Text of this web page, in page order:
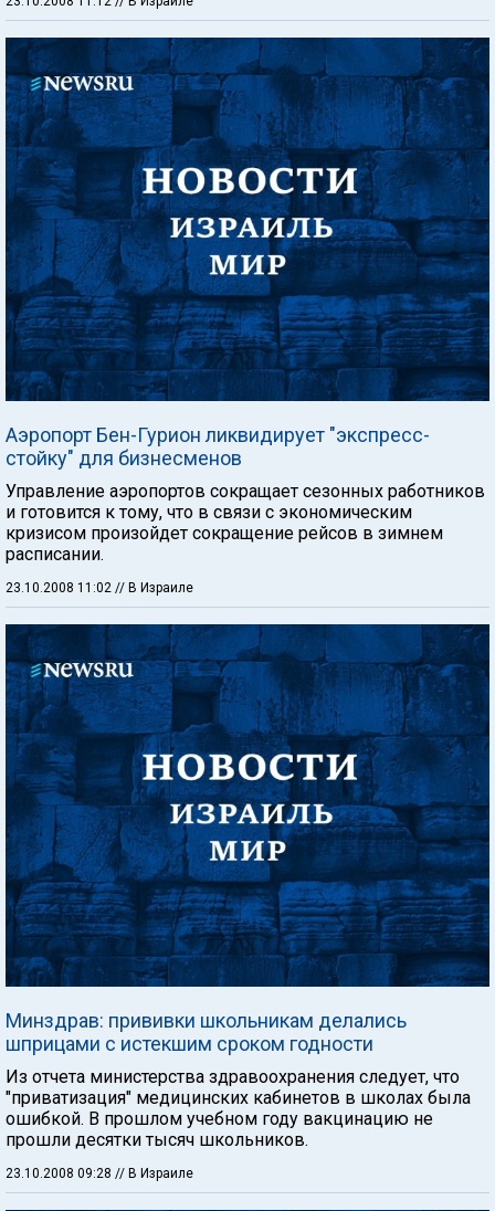
Аэропорт Бен-Гурион ликвидирует "экспресс-
стойку" для бизнесменов
Управление аэропортов сокращает сезонных работников
и готовится к тому, что в связи с экономическим
кризисом произойдет сокращение рейсов в зимнем
расписании.
23.10.2008 11:02 // В Израиле
Минздрав: прививки школьникам делались
шприцами с истекшим сроком годности
Из отчета министерства здравоохранения следует, что
"приватизация" медицинских кабинетов в школах была
ошибкой. В прошлом учебном году вакцинацию не
прошли десятки тысяч школьников.
23.10.2008 09:28 // В Израиле